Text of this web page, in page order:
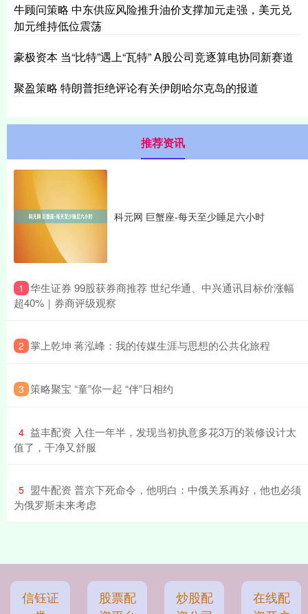
牛顾问策略 中东供应风险推升油价支撑加元走强，美元兑
加元维持低位震荡
豪极资本 当“比特”遇上“瓦特” A股公司竞逐算电协同新赛道
聚盈策略 特朗普拒绝评论有关伊朗哈尔克岛的报道
推荐资讯
科元网 巨蟹座-每天至少睡足六小时
1 ​华生证券 99股获券商推荐 世纪华通、中兴通讯目标价涨幅
超40%｜券商评级观察
2 ​掌上乾坤 蒋泓峰：我的传媒生涯与思想的公共化旅程
3 ​策略聚宝 “童”你一起 “伴”日相约
4 ​益丰配资 入住一年半，发现当初执意多花3万的装修设计太
值了，干净又舒服
5 ​盟牛配资 普京下死命令，他明白：中俄关系再好，他也必须
为俄罗斯未来考虑
信钰证
股票配
炒股配
在线配